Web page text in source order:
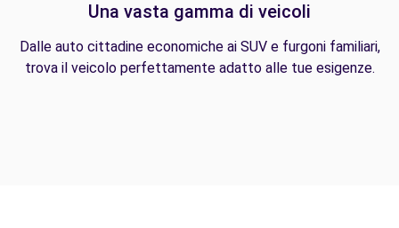
Una vasta gamma di veicoli
Dalle auto cittadine economiche ai SUV e furgoni familiari,
trova il veicolo perfettamente adatto alle tue esigenze.